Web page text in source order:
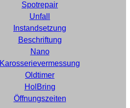
Spotrepair
Unfall
Instandsetzung
Beschriftung
Nano
Karosserievermessung
Oldtimer
HolBring
Öffnungszeiten